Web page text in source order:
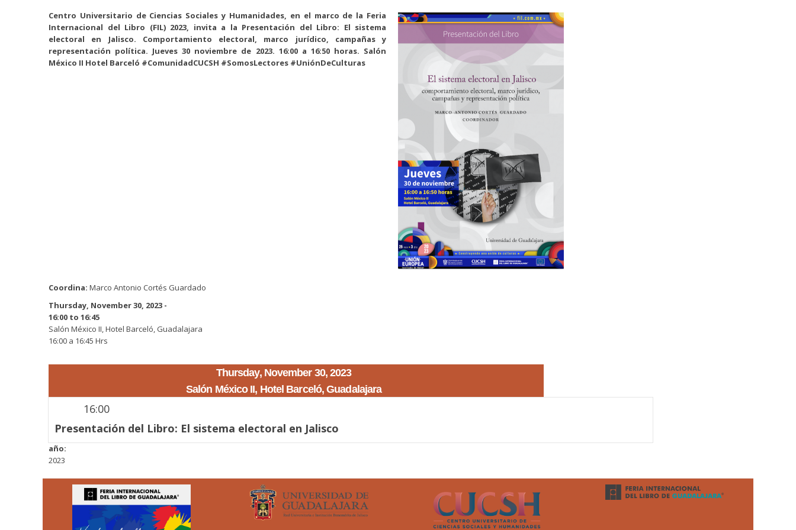
Coordina: Marco Antonio Cortés Guardado
Thursday, November 30, 2023 -
16:00 to 16:45
Salón México II, Hotel Barceló, Guadalajara
16:00 a 16:45 Hrs
Centro Universitario de Ciencias Sociales y Humanidades, en el marco de la Feria
Internacional del Libro (FIL) 2023, invita a la Presentación del Libro: El sistema
electoral en Jalisco. Comportamiento electoral, marco jurídico, campañas y
representación política. Jueves 30 noviembre de 2023. 16:00 a 16:50 horas. Salón
México II Hotel Barceló #ComunidadCUCSH #SomosLectores #UniónDeCulturas
Thursday, November 30, 2023
Salón México II, Hotel Barceló, Guadalajara
16:00
Presentación del Libro: El sistema electoral en Jalisco
año:
2023